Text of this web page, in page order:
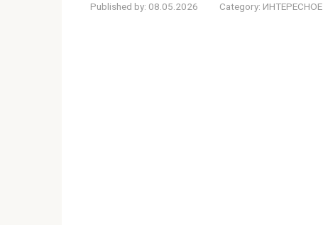
Published by: 08.05.2026 Category: ИНТЕРЕСНОЕ